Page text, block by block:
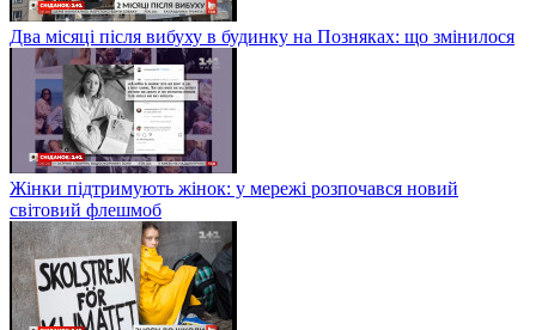
Два місяці після вибуху в будинку на Позняках: що змінилося
Жінки підтримують жінок: у мережі розпочався новий
світовий флешмоб